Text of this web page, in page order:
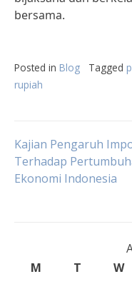
bersama.
Posted in Blog Tagged
rupiah
Post
navigation
Kajian Pengaruh
Terhadap
Ekonomi Indonesia
M
T W